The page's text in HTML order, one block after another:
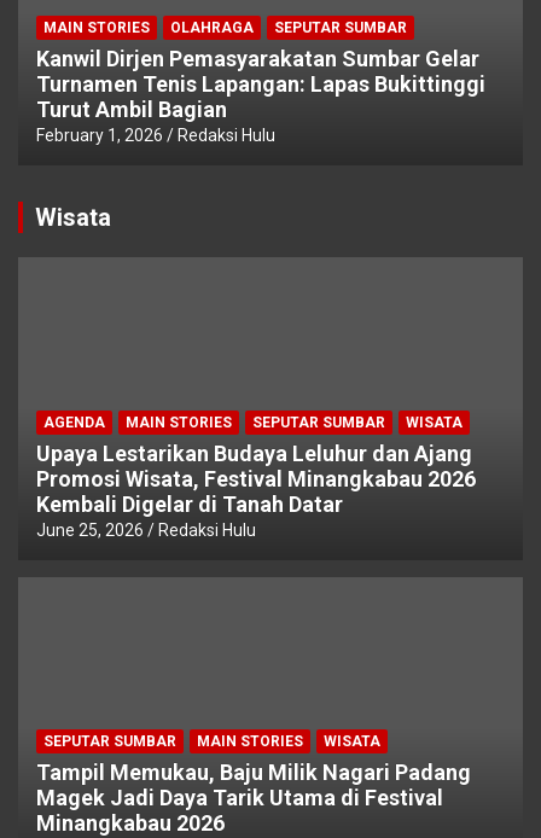
MAIN STORIES OLAHRAGA SEPUTAR SUMBAR
Kanwil Dirjen Pemasyarakatan Sumbar Gelar
Turnamen Tenis Lapangan: Lapas Bukittinggi
Turut Ambil Bagian
February 1, 2026 Redaksi Hulu
Wisata
AGENDA MAIN STORIES SEPUTAR SUMBAR WISATA
Upaya Lestarikan Budaya Leluhur dan Ajang
Promosi Wisata, Festival Minangkabau 2026
Kembali Digelar di Tanah Datar
June 25, 2026 Redaksi Hulu
SEPUTAR SUMBAR MAIN STORIES WISATA
Tampil Memukau, Baju Milik Nagari Padang
Magek Jadi Daya Tarik Utama di Festival
Minangkabau 2026